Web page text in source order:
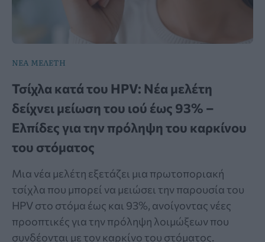
ΝΕΑ ΜΕΛΕΤΗ
Τσίχλα κατά του HPV: Νέα μελέτη
δείχνει μείωση του ιού έως 93% –
Ελπίδες για την πρόληψη του καρκίνου
του στόματος
Μια νέα μελέτη εξετάζει μια πρωτοποριακή
τσίχλα που μπορεί να μειώσει την παρουσία του
HPV στο στόμα έως και 93%, ανοίγοντας νέες
προοπτικές για την πρόληψη λοιμώξεων που
συνδέονται με τον καρκίνο του στόματος.